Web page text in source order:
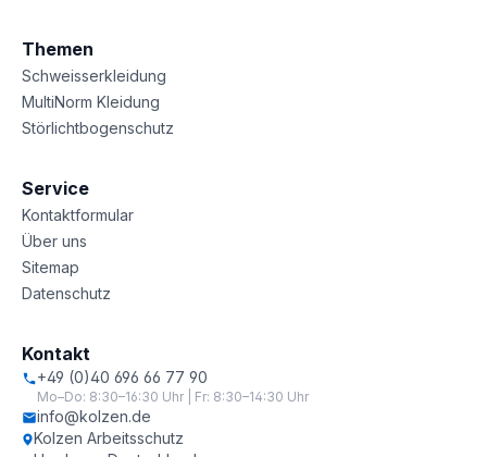
Themen
Schweisserkleidung
MultiNorm Kleidung
Störlichtbogenschutz
Service
Kontaktformular
Über uns
Sitemap
Datenschutz
Kontakt
+49 (0)40 696 66 77 90
Mo–Do: 8:30–16:30 Uhr | Fr: 8:30–14:30 Uhr
info@kolzen.de
Kolzen Arbeitsschutz